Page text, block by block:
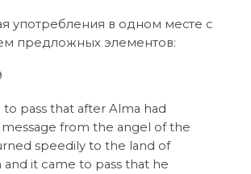
употребления в одном месте с
предложных элементов:
pass that after Alma had
from the angel of the
speedily to the land of
it came to pass that he